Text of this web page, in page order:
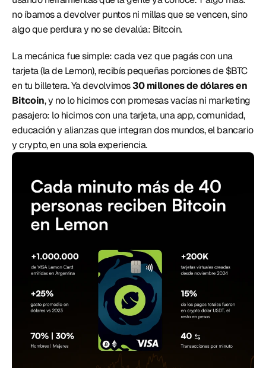
no íbamos a devolver puntos ni millas que se vencen, sino
algo que perdura y no se devalúa: Bitcoin.
La mecánica fue simple: cada vez que pagás con una
tarjeta (la de Lemon), recibís pequeñas porciones de $BTC
en tu billetera. Ya devolvimos 30 millones de dólares en
Bitcoin, y no lo hicimos con promesas vacías ni marketing
pasajero: lo hicimos con una tarjeta, una app, comunidad,
educación y alianzas que integran dos mundos, el bancario
y crypto, en una sola experiencia.